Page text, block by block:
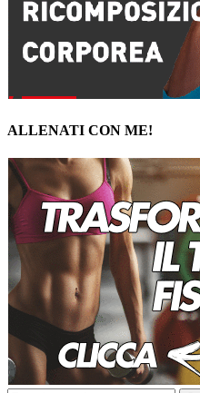
ALLENATI CON ME!